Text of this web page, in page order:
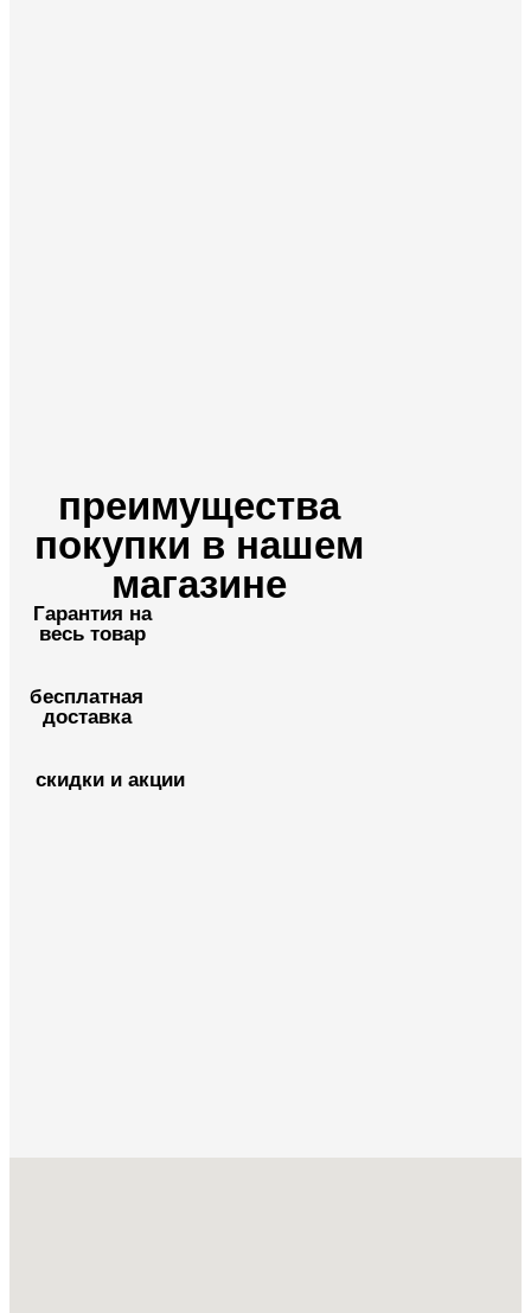
преимущества
покупки в нашем
магазине
Гарантия на
весь товар
бесплатная
доставка
скидки и акции